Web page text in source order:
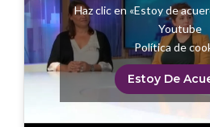
Haz clic en «Estoy de
Youtube
Política de
Estoy De